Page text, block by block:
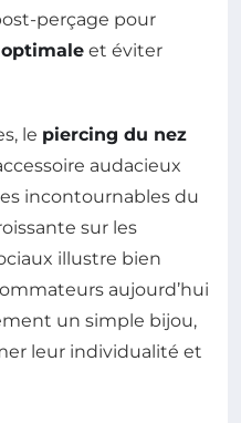
perçage pour
optimale et éviter
le piercing du nez
audacieux
incontournables du
sur les
illustre bien
aujourd’hui
un simple bijou,
leur individualité et